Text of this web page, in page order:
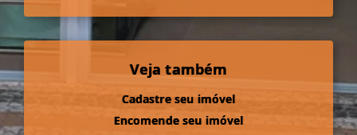
Veja também
Cadastre seu imóvel
Encomende seu imóvel